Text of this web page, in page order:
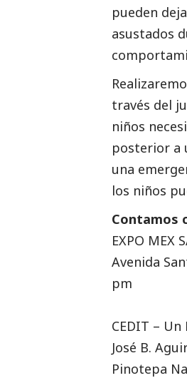
pueden
asustados
través del
niños
posterior a
una
los niños
Contamos
EXPO MEX
Avenida
pm
CEDIT –
José B.
Pinotepa